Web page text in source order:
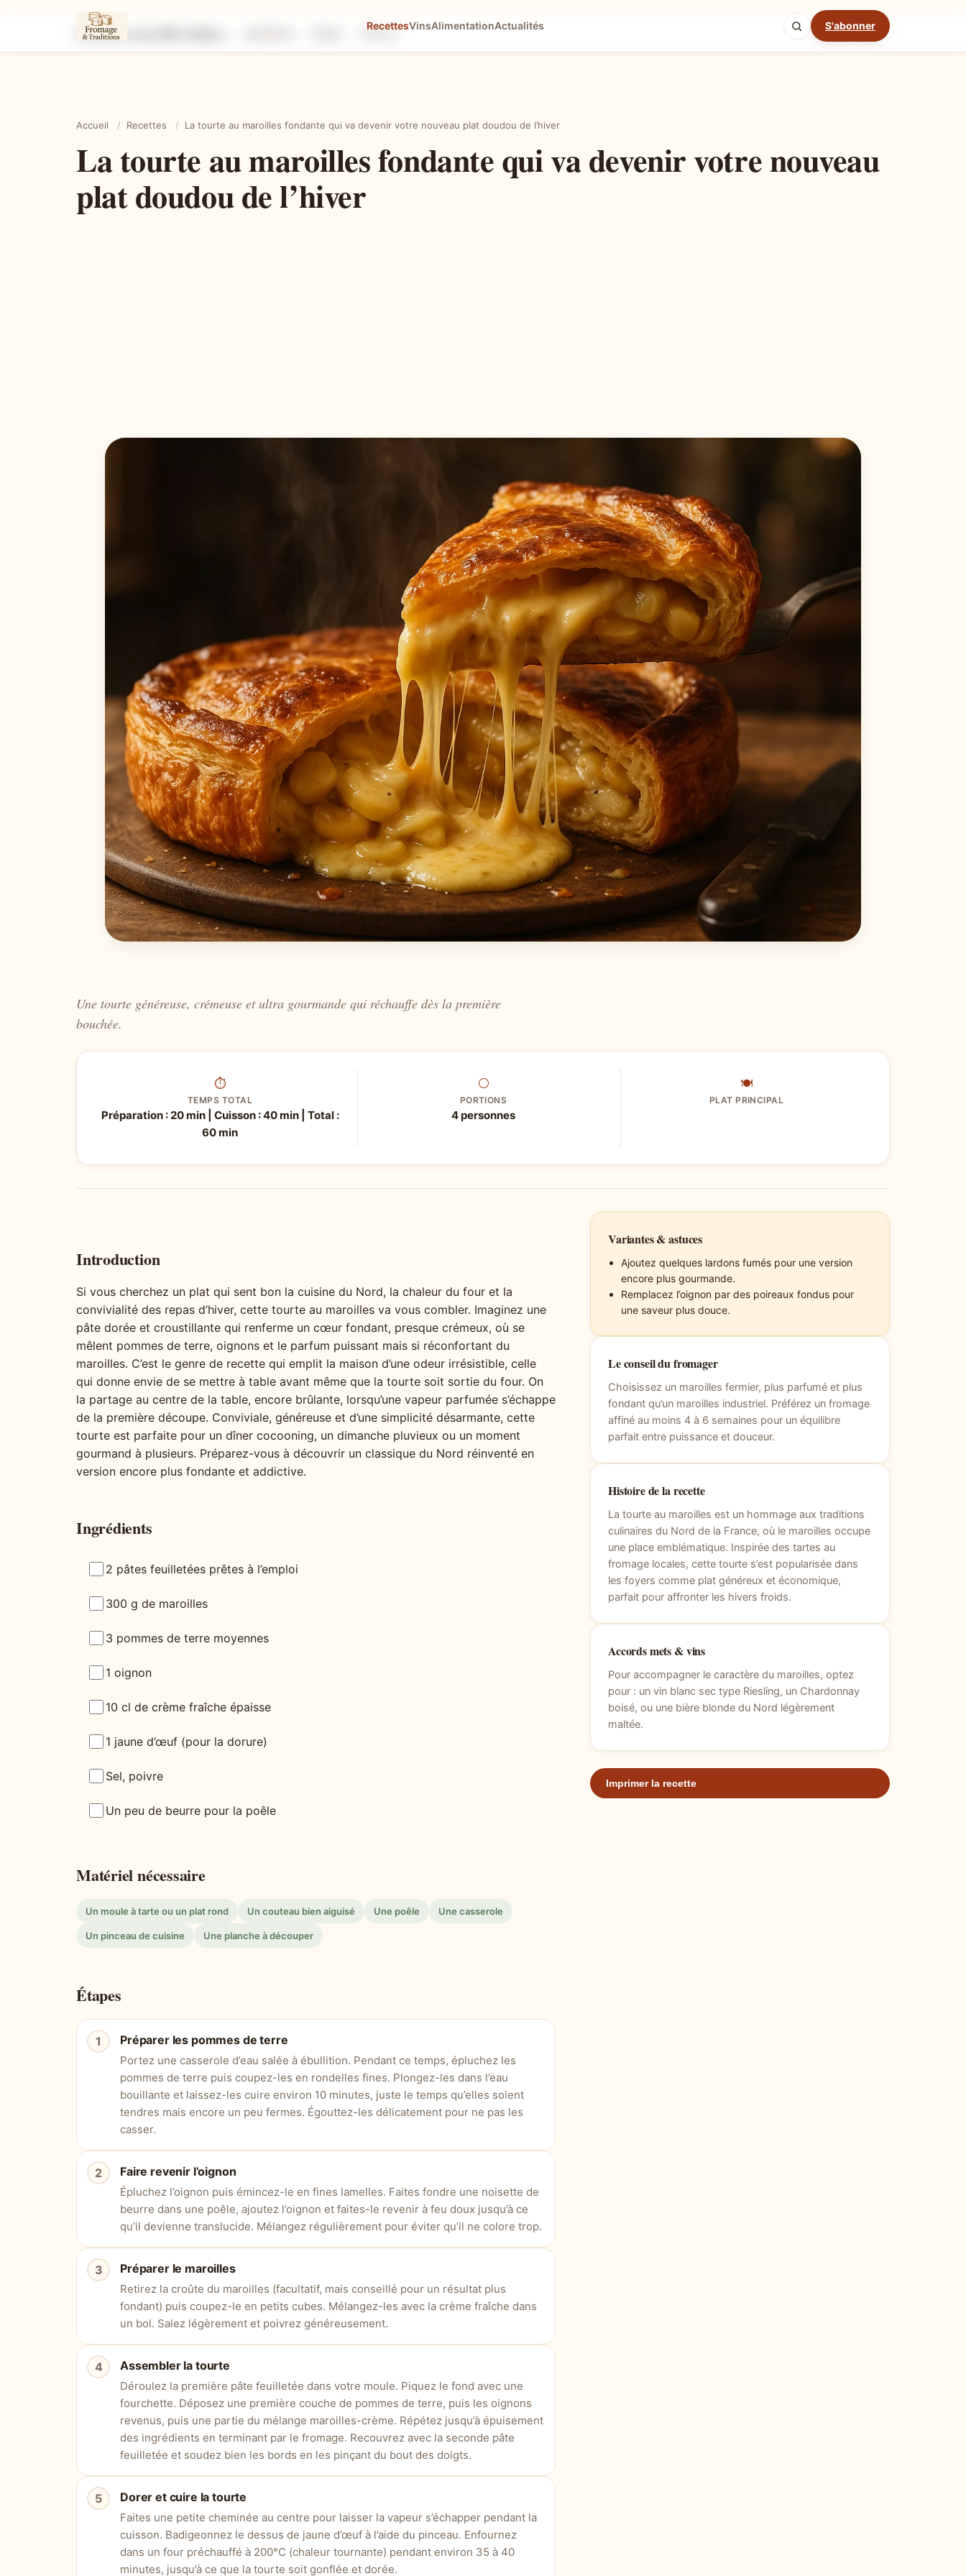
RecettesVinsAlimentationActualités S'abonner
Astuces Mode cuisine
Accueil / Recettes / La tourte au maroilles fondante qui va devenir votre nouveau plat doudou de l’hiver
La tourte au maroilles fondante qui va devenir votre nouveau
plat doudou de l’hiver
Une tourte généreuse, crémeuse et ultra gourmande qui réchauffe dès la première
bouchée.
⏱
TEMPS TOTAL
Préparation : 20 min | Cuisson : 40 min | Total :
60 min
⚪
PORTIONS
4 personnes
🍽
PLAT PRINCIPAL
Introduction
Si vous cherchez un plat qui sent bon la cuisine du Nord, la chaleur du four et la
convivialité des repas d’hiver, cette tourte au maroilles va vous combler. Imaginez une
pâte dorée et croustillante qui renferme un cœur fondant, presque crémeux, où se
mêlent pommes de terre, oignons et le parfum puissant mais si réconfortant du
maroilles. C’est le genre de recette qui emplit la maison d’une odeur irrésistible, celle
qui donne envie de se mettre à table avant même que la tourte soit sortie du four. On
la partage au centre de la table, encore brûlante, lorsqu’une vapeur parfumée s’échappe
de la première découpe. Conviviale, généreuse et d’une simplicité désarmante, cette
tourte est parfaite pour un dîner cocooning, un dimanche pluvieux ou un moment
gourmand à plusieurs. Préparez-vous à découvrir un classique du Nord réinventé en
version encore plus fondante et addictive.
Ingrédients
2 pâtes feuilletées prêtes à l’emploi
300 g de maroilles
3 pommes de terre moyennes
1 oignon
10 cl de crème fraîche épaisse
1 jaune d’œuf (pour la dorure)
Sel, poivre
Un peu de beurre pour la poêle
Matériel nécessaire
Un moule à tarte ou un plat rond Un couteau bien aiguisé Une poêle Une casserole
Un pinceau de cuisine Une planche à découper
Étapes
Préparer les pommes de terre
Portez une casserole d’eau salée à ébullition. Pendant ce temps, épluchez les
pommes de terre puis coupez-les en rondelles fines. Plongez-les dans l’eau
bouillante et laissez-les cuire environ 10 minutes, juste le temps qu’elles soient
tendres mais encore un peu fermes. Égouttez-les délicatement pour ne pas les
casser.
Faire revenir l’oignon
Épluchez l’oignon puis émincez-le en fines lamelles. Faites fondre une noisette de
beurre dans une poêle, ajoutez l’oignon et faites-le revenir à feu doux jusqu’à ce
qu’il devienne translucide. Mélangez régulièrement pour éviter qu’il ne colore trop.
Préparer le maroilles
Retirez la croûte du maroilles (facultatif, mais conseillé pour un résultat plus
fondant) puis coupez-le en petits cubes. Mélangez-les avec la crème fraîche dans
un bol. Salez légèrement et poivrez généreusement.
Assembler la tourte
Déroulez la première pâte feuilletée dans votre moule. Piquez le fond avec une
fourchette. Déposez une première couche de pommes de terre, puis les oignons
revenus, puis une partie du mélange maroilles-crème. Répétez jusqu’à épuisement
des ingrédients en terminant par le fromage. Recouvrez avec la seconde pâte
feuilletée et soudez bien les bords en les pinçant du bout des doigts.
Dorer et cuire la tourte
Faites une petite cheminée au centre pour laisser la vapeur s’échapper pendant la
cuisson. Badigeonnez le dessus de jaune d’œuf à l’aide du pinceau. Enfournez
dans un four préchauffé à 200°C (chaleur tournante) pendant environ 35 à 40
minutes, jusqu’à ce que la tourte soit gonflée et dorée.
Variantes & astuces
Ajoutez quelques lardons fumés pour une version
encore plus gourmande.
Remplacez l’oignon par des poireaux fondus pour
une saveur plus douce.
Le conseil du fromager
Choisissez un maroilles fermier, plus parfumé et plus
fondant qu’un maroilles industriel. Préférez un fromage
affiné au moins 4 à 6 semaines pour un équilibre
parfait entre puissance et douceur.
Histoire de la recette
La tourte au maroilles est un hommage aux traditions
culinaires du Nord de la France, où le maroilles occupe
une place emblématique. Inspirée des tartes au
fromage locales, cette tourte s’est popularisée dans
les foyers comme plat généreux et économique,
parfait pour affronter les hivers froids.
Accords mets & vins
Pour accompagner le caractère du maroilles, optez
pour : un vin blanc sec type Riesling, un Chardonnay
boisé, ou une bière blonde du Nord légèrement
maltée.
Imprimer la recette